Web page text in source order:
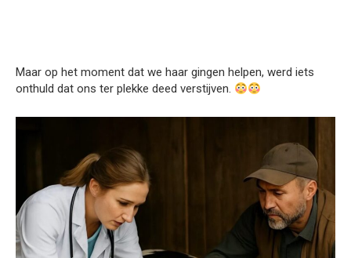
Maar op het moment dat we haar gingen helpen, werd iets
onthuld dat ons ter plekke deed verstijven.